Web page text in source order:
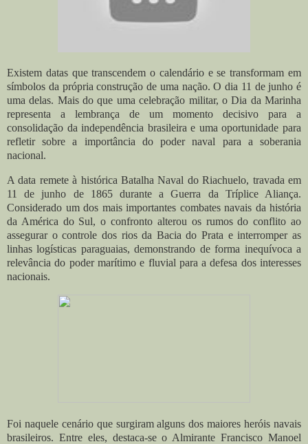
Existem datas que transcendem o calendário e se transformam em
símbolos da própria construção de uma nação. O dia 11 de junho é
uma delas. Mais do que uma celebração militar, o Dia da Marinha
representa a lembrança de um momento decisivo para a
consolidação da independência brasileira e uma oportunidade para
refletir sobre a importância do poder naval para a soberania
nacional.
A data remete à histórica Batalha Naval do Riachuelo, travada em
11 de junho de 1865 durante a Guerra da Tríplice Aliança.
Considerado um dos mais importantes combates navais da história
da América do Sul, o confronto alterou os rumos do conflito ao
assegurar o controle dos rios da Bacia do Prata e interromper as
linhas logísticas paraguaias, demonstrando de forma inequívoca a
relevância do poder marítimo e fluvial para a defesa dos interesses
nacionais.
Foi naquele cenário que surgiram alguns dos maiores heróis navais
brasileiros. Entre eles, destaca-se o Almirante Francisco Manoel